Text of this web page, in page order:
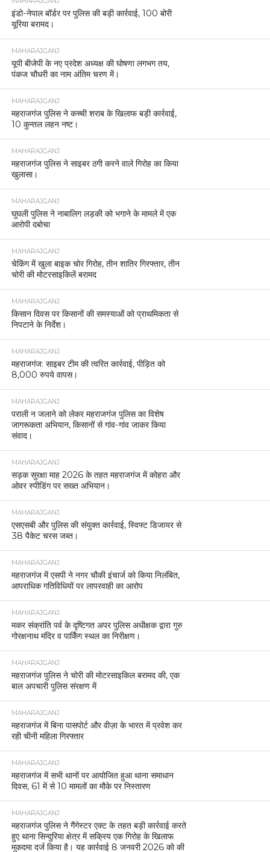
इंडो-नेपाल बॉर्डर पर पुलिस की बड़ी कार्रवाई, 100 बोरी
यूरिया बरामद।
MAHARAJGANJ
यूपी बीजेपी के नए प्रदेश अध्यक्ष की घोषणा लगभग तय,
पंकज चौधरी का नाम अंतिम चरण में।
MAHARAJGANJ
महराजगंज पुलिस ने कच्ची शराब के खिलाफ बड़ी कार्रवाई,
10 कुन्तल लहन नष्ट।
MAHARAJGANJ
महराजगंज पुलिस ने साइबर ठगी करने वाले गिरोह का किया
खुलासा।
MAHARAJGANJ
घुघली पुलिस ने नाबालिग लड़की को भगाने के मामले में एक
आरोपी दबोचा
MAHARAJGANJ
चेकिंग में खुला बाइक चोर गिरोह, तीन शातिर गिरफ्तार, तीन
चोरी की मोटरसाइकिलें बरामद
MAHARAJGANJ
किसान दिवस पर किसानों की समस्याओं को प्राथमिकता से
निपटाने के निर्देश।
MAHARAJGANJ
महराजगंज: साइबर टीम की त्वरित कार्रवाई, पीड़ित को
8,000 रुपये वापस।
MAHARAJGANJ
पराली न जलाने को लेकर महराजगंज पुलिस का विशेष
जागरूकता अभियान, किसानों से गांव-गांव जाकर किया
संवाद।
MAHARAJGANJ
सड़क सुरक्षा माह 2026 के तहत महराजगंज में कोहरा और
ओवर स्पीडिंग पर सख्त अभियान।
MAHARAJGANJ
एसएसबी और पुलिस की संयुक्त कार्रवाई, स्विफ्ट डिजायर से
38 पैकेट चरस जब्त।
MAHARAJGANJ
महराजगंज में एसपी ने नगर चौकी इंचार्ज को किया निलंबित,
आपराधिक गतिविधियों पर लापरवाही का आरोप
MAHARAJGANJ
मकर संक्रांति पर्व के दृष्टिगत अपर पुलिस अधीक्षक द्वारा गुरु
गोरक्षनाथ मंदिर व पार्किंग स्थल का निरीक्षण।
MAHARAJGANJ
महराजगंज पुलिस ने चोरी की मोटरसाइकिल बरामद की, एक
बाल अपचारी पुलिस संरक्षण में
MAHARAJGANJ
महराजगंज में बिना पासपोर्ट और वीज़ा के भारत में प्रवेश कर
रही चीनी महिला गिरफ्तार
MAHARAJGANJ
महराजगंज में सभी थानों पर आयोजित हुआ थाना समाधान
दिवस, 61 में से 10 मामलों का मौके पर निस्तारण
MAHARAJGANJ
महराजगंज पुलिस ने गैंगेस्टर एक्ट के तहत बड़ी कार्रवाई करते
हुए थाना सिन्दुरिया क्षेत्र में सक्रिय एक गिरोह के खिलाफ
मुकदमा दर्ज किया है। यह कार्रवाई 8 जनवरी 2026 को की